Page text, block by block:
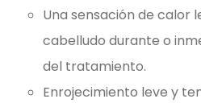
Una sensación de calor
cabelludo durante o
del tratamiento.
Enrojecimiento leve y